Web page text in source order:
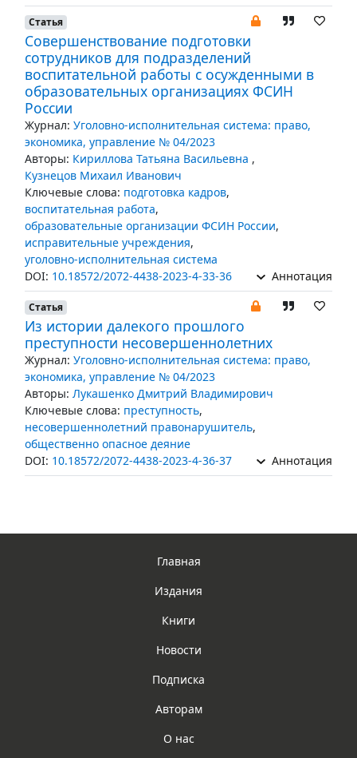
Статья
Совершенствование подготовки
сотрудников для подразделений
воспитательной работы с осужденными в
образовательных организациях ФСИН
России
Журнал: Уголовно-исполнительная система: право,
экономика, управление № 04/2023
Авторы: Кириллова Татьяна Васильевна ,
Кузнецов Михаил Иванович
Ключевые слова: подготовка кадров,
воспитательная работа,
образовательные организации ФСИН России,
исправительные учреждения,
уголовно-исполнительная система
DOI: 10.18572/2072-4438-2023-4-33-36 Аннотация
Статья
Из истории далекого прошлого
преступности несовершеннолетних
Журнал: Уголовно-исполнительная система: право,
экономика, управление № 04/2023
Авторы: Лукашенко Дмитрий Владимирович
Ключевые слова: преступность,
несовершеннолетний правонарушитель,
общественно опасное деяние
DOI: 10.18572/2072-4438-2023-4-36-37 Аннотация
Главная
Издания
Книги
Новости
Подписка
Авторам
О нас